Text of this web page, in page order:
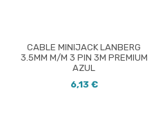
CABLE MINIJACK LANBERG
3.5MM M/M 3 PIN 3M PREMIUM
AZUL
6,13 €